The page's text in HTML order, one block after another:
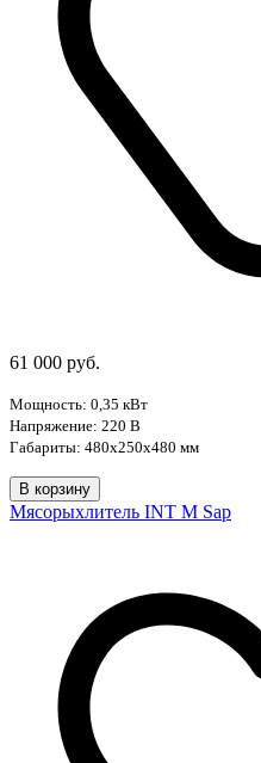
61 000 руб.
Мощность: 0,35 кВт
Напряжение: 220 В
Габариты: 480x250x480 мм
В корзину
Мясорыхлитель INT M Sap